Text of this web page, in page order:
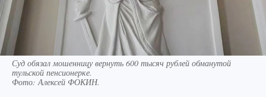
Суд обязал мошенницу вернуть 600 тысяч рублей обманутой
тульской пенсионерке.
Фото:Алексей ФОКИН.